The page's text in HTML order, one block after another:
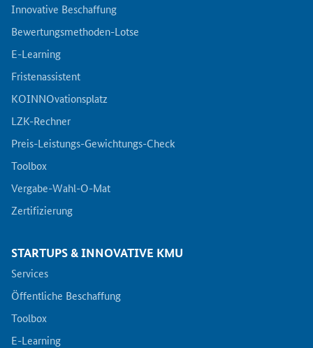
Innovative Beschaffung
Bewertungsmethoden-Lotse
E-Learning
Fristenassistent
KOINNOvationsplatz
LZK-Rechner
Preis-Leistungs-Gewichtungs-Check
Toolbox
Vergabe-Wahl-O-Mat
Zertifizierung
STARTUPS & INNOVATIVE KMU
Services
Öffentliche Beschaffung
Toolbox
E-Learning